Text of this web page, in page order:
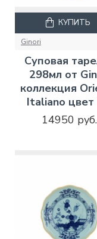
Ginori
Суповая
298мл от
коллекция
Italiano цвет
14950 руб.
КУПИТЬ